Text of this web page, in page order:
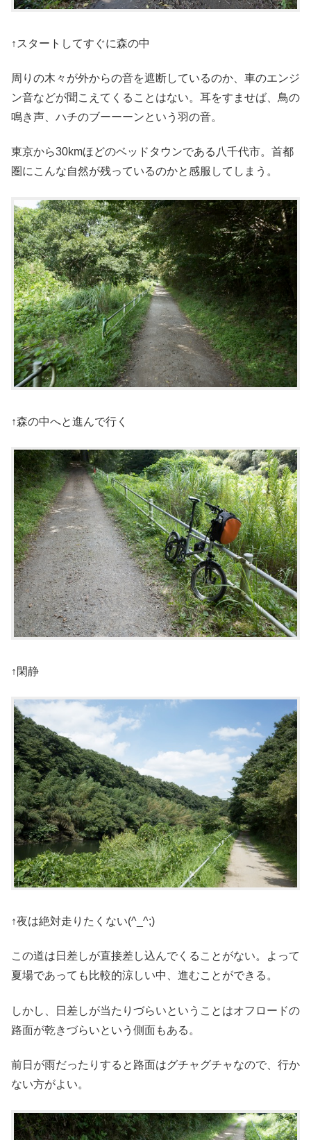
↑スタートしてすぐに森の中
周りの木々が外からの音を遮断しているのか、車のエンジ
ン音などが聞こえてくることはない。耳をすませば、鳥の
鳴き声、ハチのブーーーンという羽の音。
東京から30kmほどのベッドタウンである八千代市。首都
圏にこんな自然が残っているのかと感服してしまう。
↑森の中へと進んで行く
↑閑静
↑夜は絶対走りたくない(^_^;)
この道は日差しが直接差し込んでくることがない。よって
夏場であっても比較的涼しい中、進むことができる。
しかし、日差しが当たりづらいということはオフロードの
路面が乾きづらいという側面もある。
前日が雨だったりすると路面はグチャグチャなので、行か
ない方がよい。